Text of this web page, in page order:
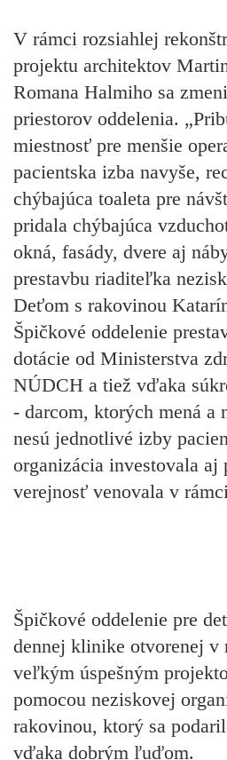
V rámci rozsiahlej
projektu architektov
Romana Halmiho sa
priestorov oddelenia.
miestnosť pre menšie
pacientska izba navyše,
chýbajúca toaleta pre
pridala chýbajúca
okná, fasády, dvere aj
prestavbu riaditeľka
Deťom s rakovinou
Špičkové oddelenie
dotácie od Ministerstva
NÚDCH a tiež vďaka
- darcom, ktorých mená a
nesú jednotlivé izby
organizácia investovala aj
verejnosť venovala v
Špičkové oddelenie pre
dennej klinike otvorenej v
veľkým úspešným
pomocou neziskovej
rakovinou, ktorý sa
vďaka dobrým ľuďom.